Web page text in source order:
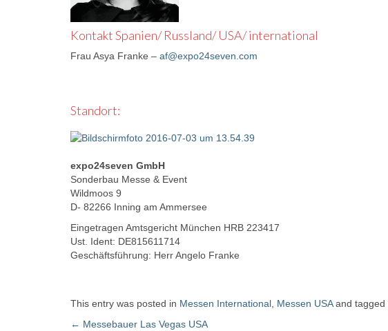
Kontakt Spanien/ Russland/ USA/ international
Frau Asya Franke – af@expo24seven.com
Standort:
expo24seven GmbH
Sonderbau Messe & Event
Wildmoos 9
D- 82266 Inning am Ammersee
Eingetragen Amtsgericht München HRB 223417
Ust. Ident: DE815611714
Geschäftsführung: Herr Angelo Franke
This entry was posted in Messen International Messen USAand tagged
← Messebauer Las Vegas USA